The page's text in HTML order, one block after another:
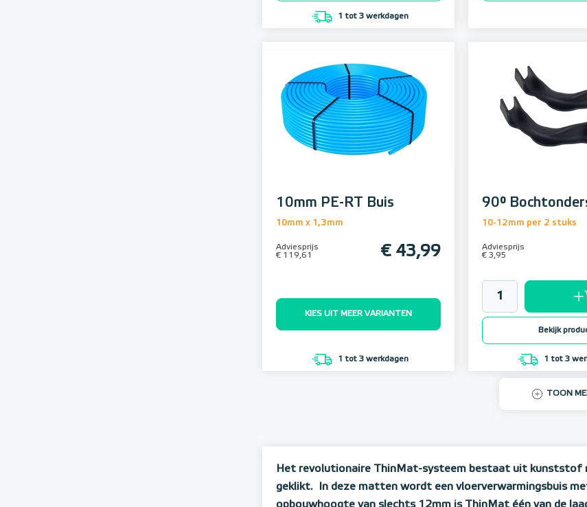
1 tot 3 werkdagen
10mm PE-RT Buis
10mm x 1,3mm
Adviesprijs
€ 119,61
€ 43,99
KIES UIT MEER VARIANTEN
1 tot 3 werkdagen
90°
10-12mm per 2 stuks
Adviesprijs
€ 3,95
Bekijk
1 tot 3
TOON
Het revolutionaire ThinMat-systeem bestaat uit kunststof
geklikt. In deze matten wordt een vloerverwarmingsbuis